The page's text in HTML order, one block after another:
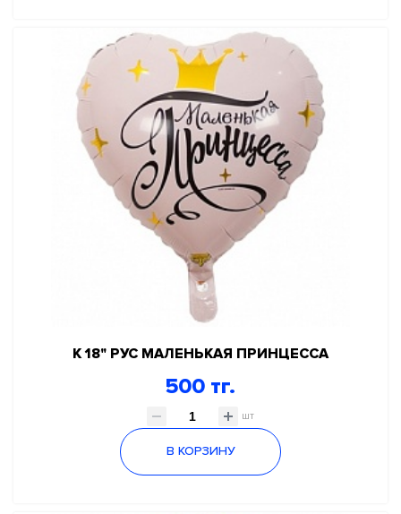
К 18" РУС МАЛЕНЬКАЯ ПРИНЦЕССА
500 тг.
шт
В КОРЗИНУ